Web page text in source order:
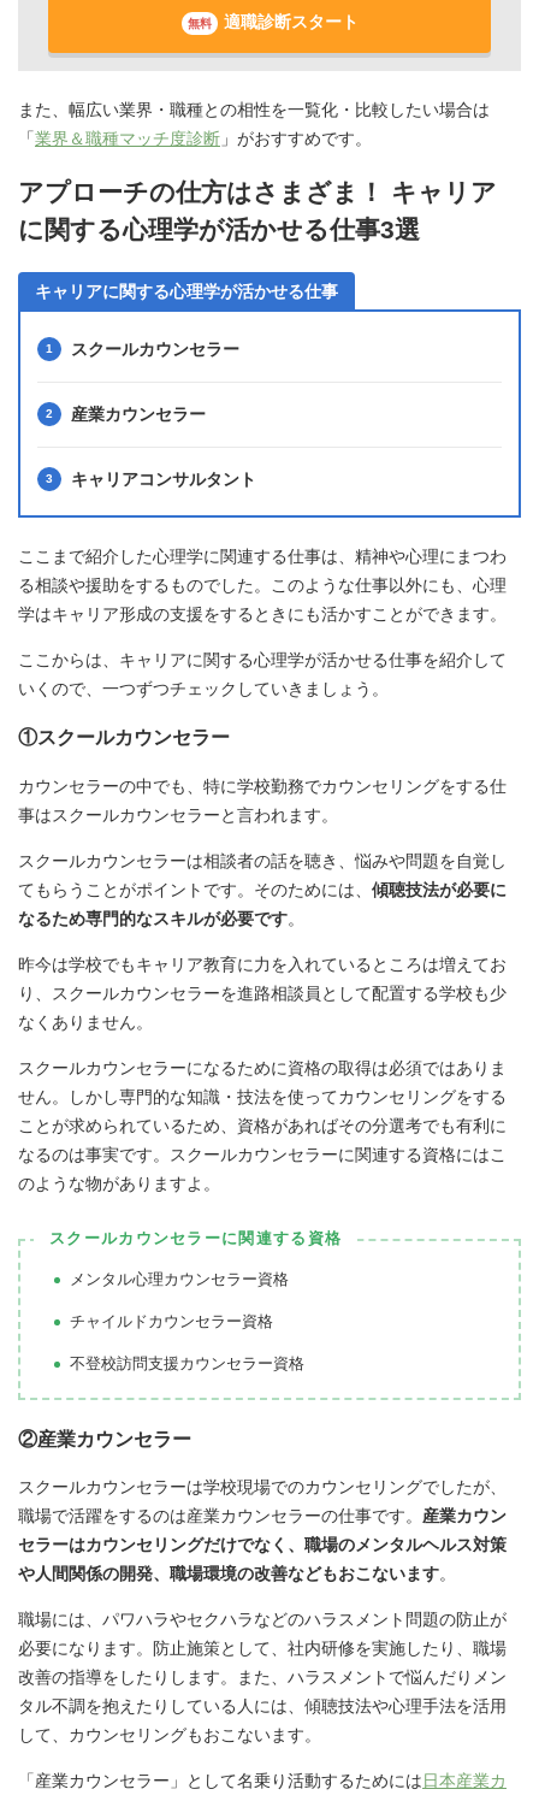
無料 適職診断スタート
また、幅広い業界・職種との相性を一覧化・比較したい場合は
「業界＆職種マッチ度診断 」がおすすめです。
アプローチの仕方はさまざま！ キャリア
に関する心理学が活かせる仕事3選
キャリアに関する心理学が活かせる仕事
スクールカウンセラー
産業カウンセラー
キャリアコンサルタント
ここまで紹介した心理学に関連する仕事は、精神や心理にまつわ
る相談や援助をするものでした。このような仕事以外にも、心理
学はキャリア形成の支援をするときにも活かすことができます。
ここからは、キャリアに関する心理学が活かせる仕事を紹介して
いくので、一つずつチェックしていきましょう。
①スクールカウンセラー
カウンセラーの中でも、特に学校勤務でカウンセリングをする仕
事はスクールカウンセラーと言われます。
スクールカウンセラーは相談者の話を聴き、悩みや問題を自覚し
てもらうことがポイントです。そのためには、 傾聴技法が必要に
なるため専門的なスキルが必要です。
昨今は学校でもキャリア教育に力を入れているところは増えてお
り、スクールカウンセラーを進路相談員として配置する学校も少
なくありません。
スクールカウンセラーになるために資格の取得は必須ではありま
せん。しかし専門的な知識・技法を使ってカウンセリングをする
ことが求められているため、資格があればその分選考でも有利に
なるのは事実です。スクールカウンセラーに関連する資格にはこ
のような物がありますよ。
スクールカウンセラーに関連する資格
メンタル心理カウンセラー資格
チャイルドカウンセラー資格
不登校訪問支援カウンセラー資格
②産業カウンセラー
スクールカウンセラーは学校現場でのカウンセリングでしたが、
職場で活躍をするのは産業カウンセラーの仕事です。 産業カウン
セラーはカウンセリングだけでなく、職場のメンタルヘルス対策
や人間関係の開発、職場環境の改善などもおこないます。
職場には、パワハラやセクハラなどのハラスメント問題の防止が
必要になります。防止施策として、社内研修を実施したり、職場
改善の指導をしたりします。また、ハラスメントで悩んだりメン
タル不調を抱えたりしている人には、傾聴技法や心理手法を活用
して、カウンセリングもおこないます。
「産業カウンセラー」として名乗り活動するためには日本産業カ